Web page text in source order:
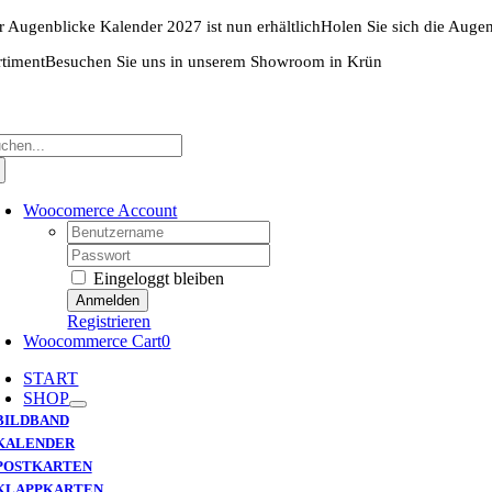
Zum
Inhalt
springen
Augenblicke Kalender 2027 ist nun erhältlichHolen Sie sich die
Besuchen Sie uns in unserem Showroom in Krün
Woocomerce Account
Username:
Password:
Eingeloggt bleiben
Registrieren
Woocommerce Cart0
START
SHOP